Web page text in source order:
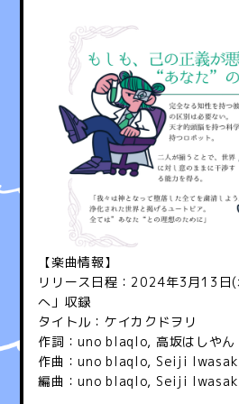
【楽曲情報】
リリース日程：2024年3月13日(
へ」収録
タイトル：ケイカクドヲリ
作詞：uno blaqlo, 高坂はしやん
作曲：uno blaqlo, Seiji
編曲：uno blaqlo, Seiji